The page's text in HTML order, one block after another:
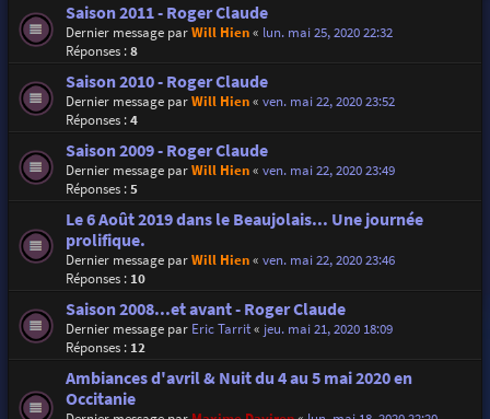
Saison 2011 - Roger Claude
Dernier message parWill Hien« lun. mai 25, 2020 22:32
Réponses :8
Saison 2010 - Roger Claude
Dernier message parWill Hien« ven. mai 22, 2020 23:52
Réponses :4
Saison 2009 - Roger Claude
Dernier message parWill Hien« ven. mai 22, 2020 23:49
Réponses :5
Le 6 Août 2019 dans le Beaujolais... Une journée
prolifique.
Dernier message parWill Hien« ven. mai 22, 2020 23:46
Réponses : 10
Saison 2008...et avant - Roger Claude
Dernier message par Eric Tarrit« jeu. mai 21, 2020 18:09
Réponses : 12
Ambiances d'avril & Nuit du 4 au 5 mai 2020 en
Occitanie